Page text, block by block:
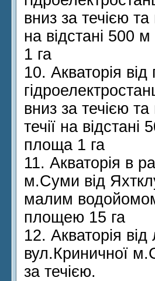
вниз за течією та
на відстані 500
1 га
10. Акваторія від
вниз за течією
течії на
площа 1 га
11. Акваторія в
м.Суми від
малим
площею 15 га
12. Акваторія від
вул.Криничної
за течією.